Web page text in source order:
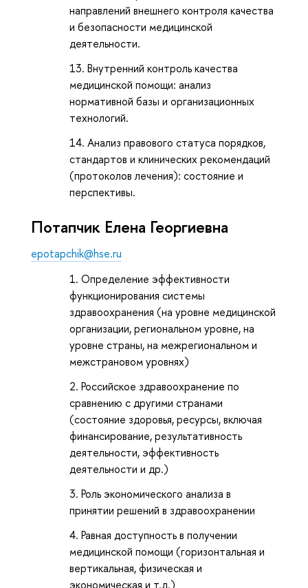
направлений внешнего контроля качества
и безопасности медицинской
деятельности.
Внутренний контроль качества
медицинской помощи: анализ
нормативной базы и организационных
технологий.
Анализ правового статуса порядков,
стандартов и клинических рекомендаций
(протоколов лечения): состояние и
перспективы.
Потапчик Елена Георгиевна
epotapchik@hse.ru
Определение эффективности
функционирования системы
здравоохранения (на уровне медицинской
организации, региональном уровне, на
уровне страны, на межрегиональном и
межстрановом уровнях)
Российское здравоохранение по
сравнению с другими странами
(состояние здоровья, ресурсы, включая
финансирование, результативность
деятельности, эффективность
деятельности и др.)
Роль экономического анализа в
принятии решений в здравоохранении
Равная доступность в получении
медицинской помощи (горизонтальная и
вертикальная, физическая и
экономическая и т.д.)